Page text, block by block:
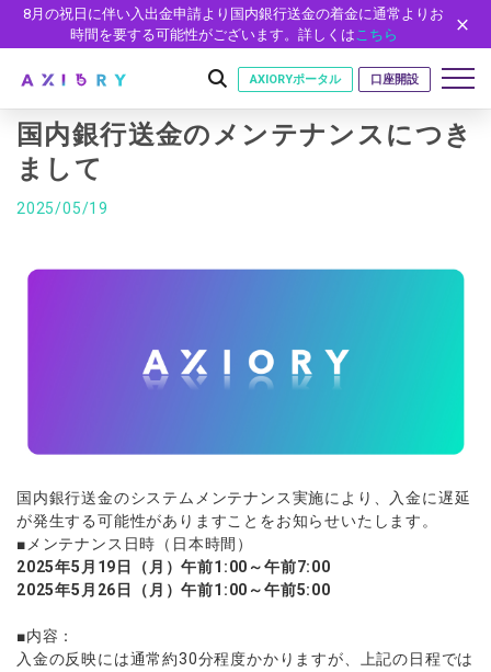
8月の祝日に伴い入出金申請より国内銀行送金の着金に通常よりお
時間を要する可能性がございます。詳しくはこちら
はじめに
ライセンス
株価指数CFD
エネルギーCFD
貴金属CFD
ソフトコモディティCFD
NEW
バトルCFD
ゼロカットとロスカット
スワップとロールオーバー
レバレッジ
NEW
約定率
取引時間
取引計算シミュレーター
注文執行ポリシー
休眠口座と凍結口座
ウォレット口座
NEW
プラットフォーム
MT4
AXIORYアプリ
AXIORYポータル
EA(エキスパートアドバイザー)
日本時間表示インジケータ
ストライク インジケータ
MQLシグナル
NEW
イントロデュース・パートナープログラム（IP）
特別・VIPプログラム
NEW
ニュースリリース
お知らせ
マーケットニュース
コーポレートニュース
キャンペーン
トレードガイド
企業情報
会社概要
役員紹介
よくあるご質問
日本語
English
Русский
口座開設する
AXIORYポータル 口座開設
国内銀行送金のメンテナンスにつき
まして
2025/05/19
国内銀行送金のシステムメンテナンス実施により、入金に遅延
が発生する可能性がありますことをお知らせいたします。
■メンテナンス日時（日本時間）
2025年5月19日（月）午前1:00～午前7:00
2025年5月26日（月）午前1:00～午前5:00
■内容：
入金の反映には通常約30分程度かかりますが、上記の日程では